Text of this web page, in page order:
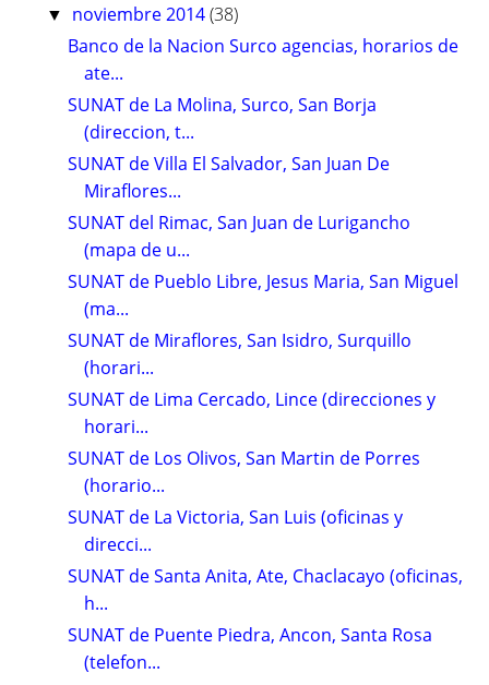
▼ noviembre 2014(38)
Banco de la Nacion Surco agencias, horarios de
ate...
SUNAT de La Molina, Surco, San Borja
(direccion, t...
SUNAT de Villa El Salvador, San Juan De
Miraflores...
SUNAT del Rimac, San Juan de Lurigancho
(mapa de u...
SUNAT de Pueblo Libre, Jesus Maria, San Miguel
(ma...
SUNAT de Miraflores, San Isidro, Surquillo
(horari...
SUNAT de Lima Cercado, Lince (direcciones y
horari...
SUNAT de Los Olivos, San Martin de Porres
(horario...
SUNAT de La Victoria, San Luis (oficinas y
direcci...
SUNAT de Santa Anita, Ate, Chaclacayo (oficinas,
h...
SUNAT de Puente Piedra, Ancon, Santa Rosa
(telefon...